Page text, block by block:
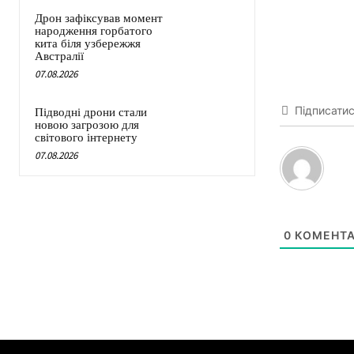
Дрон зафіксував момент
народження горбатого
кита біля узбережжя
Австралії
07.08.2026
Підводні дрони стали
новою загрозою для
світового інтернету
07.08.2026
0